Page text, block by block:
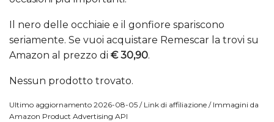
Il nero delle occhiaie e il gonfiore spariscono
seriamente. Se vuoi acquistare Remescar la trovi su
Amazon al prezzo di € 30,90.
Nessun prodotto trovato.
Ultimo aggiornamento 2026-08-05 / Link di affiliazione / Immagini da
Amazon Product Advertising API